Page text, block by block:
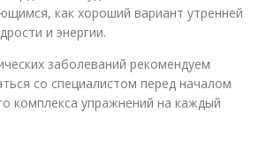
как хороший вариант утренней
и энергии.
заболеваний рекомендуем
со специалистом перед началом
комплекса упражнений на каждый